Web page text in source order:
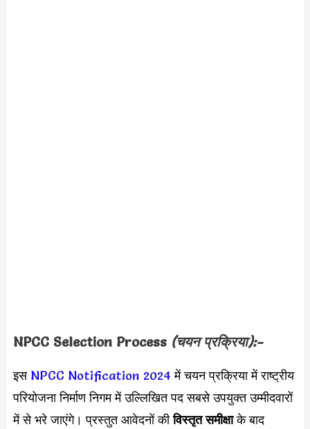
NPCC Selection Process (चयन प्रक्रिया):-
इस NPCC Notification 2024 में चयन प्रक्रिया में राष्ट्रीय
परियोजना निर्माण निगम में उल्लिखित पद सबसे उपयुक्त उम्मीदवारों
में से भरे जाएंगे। प्रस्तुत आवेदनों कीविस्तृत समीक्षाके बाद